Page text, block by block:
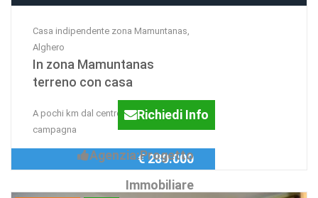
Casa indipendente zona Mamuntanas,
Alghero
In zona Mamuntanas
terreno con casa
A pochi km dal centro graziosa casa in
campagna
Richiedi Info
Agenzia:Progetto
Immobiliare
€ 280.000